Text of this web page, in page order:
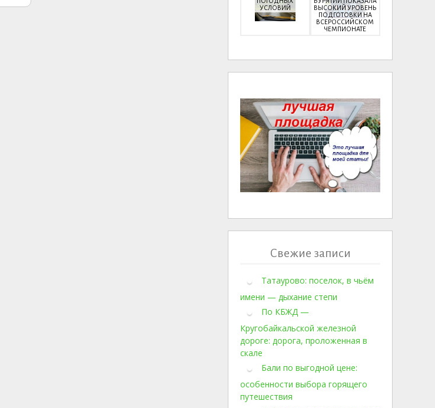
УСЛОВИЙ
ВЫСОКИЙ УРОВЕНЬ
ПОДГОТОВКИ НА
ВСЕРОССИЙСКОМ
ЧЕМПИОНАТЕ
Свежие записи
Татаурово: поселок, в чьём
имени — дыхание степи
По КБЖД —
Кругобайкальской железной
дороге: дорога, проложенная в
скале
Бали по выгодной цене:
особенности выбора горящего
путешествия